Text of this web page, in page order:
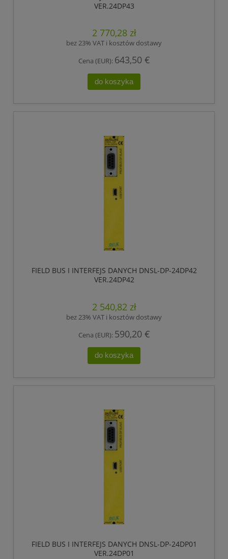
VER.24DP43
2 770,28 zł
bez 23% VAT i kosztów dostawy
Cena (EUR): 643,50 €
do koszyka
FIELD BUS I INTERFEJS DANYCH DNSL-DP-24DP42
VER.24DP42
2 540,82 zł
bez 23% VAT i kosztów dostawy
Cena (EUR): 590,20 €
do koszyka
FIELD BUS I INTERFEJS DANYCH DNSL-DP-24DP01
VER.24DP01